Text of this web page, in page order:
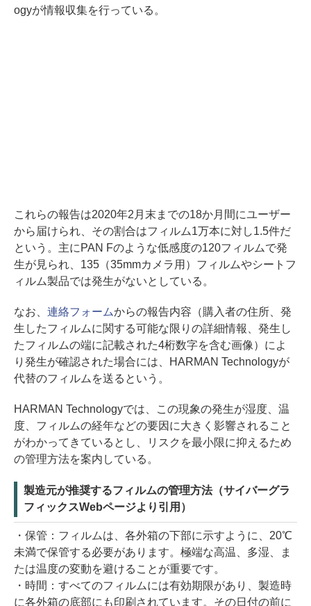
ogyが情報収集を行っている。
これらの報告は2020年2月末までの18か月間にユーザー
から届けられ、その割合はフィルム1万本に対し1.5件だ
という。主にPAN Fのような低感度の120フィルムで発
生が見られ、135（35mmカメラ用）フィルムやシートフ
ィルム製品では発生がないとしている。
なお、 連絡フォームからの報告内容（購入者の住所、発
生したフィルムに関する可能な限りの詳細情報、発生し
たフィルムの端に記載された4桁数字を含む画像）によ
り発生が確認された場合には、HARMAN Technologyが
代替のフィルムを送るという。
HARMAN Technologyでは、この現象の発生が湿度、温
度、フィルムの経年などの要因に大きく影響されること
がわかってきているとし、リスクを最小限に抑えるため
の管理方法を案内している。
製造元が推奨するフィルムの管理方法（サイバーグラ
フィックスWebページより引用）
・保管：フィルムは、各外箱の下部に示すように、20℃
未満で保管する必要があります。極端な高温、多湿、ま
たは温度の変動を避けることが重要です。
・時間：すべてのフィルムには有効期限があり、製造時
に各外箱の底部にも印刷されています。その日付の前に